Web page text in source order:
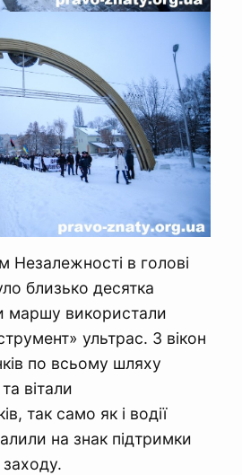
Незалежності в голові
близько десятка
маршу використали
ультрас. З вікон
по всьому шляху
вітали
так само як і водії
на знак підтримки